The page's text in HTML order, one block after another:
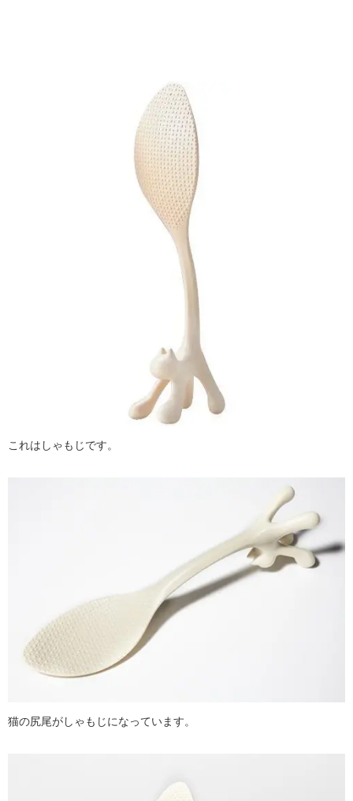
これはしゃもじです。
猫の尻尾がしゃもじになっています。